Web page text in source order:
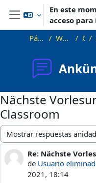
Salta al contenido principal
Panel lateral
En este
acceso
Página Principal WS21_WS21_approx General
Nächste
Classroom
Mostrar modo
Re: Nächste
de Usuario
2021, 18:14
Número de